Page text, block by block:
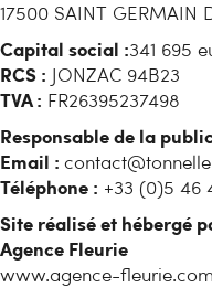
17500 SAINT GERMAIN
Capital social :341 695
RCS : JONZAC 94B23
TVA : FR26395237498
Responsable de la
Email :
Téléphone : +33 (0)5 46
Site réalisé et hébergé
Agence Fleurie
www.agence-fleurie.com